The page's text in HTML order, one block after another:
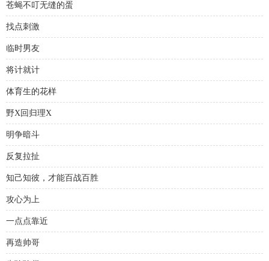
苍蝇不叮无缝的蛋
找点刺激
临时男友
将计就计
体育生的花样
野X回归理X
明争暗斗
反复拉扯
知己知彼，才能百战百胜
攻心为上
一点点靠近
再造帅哥